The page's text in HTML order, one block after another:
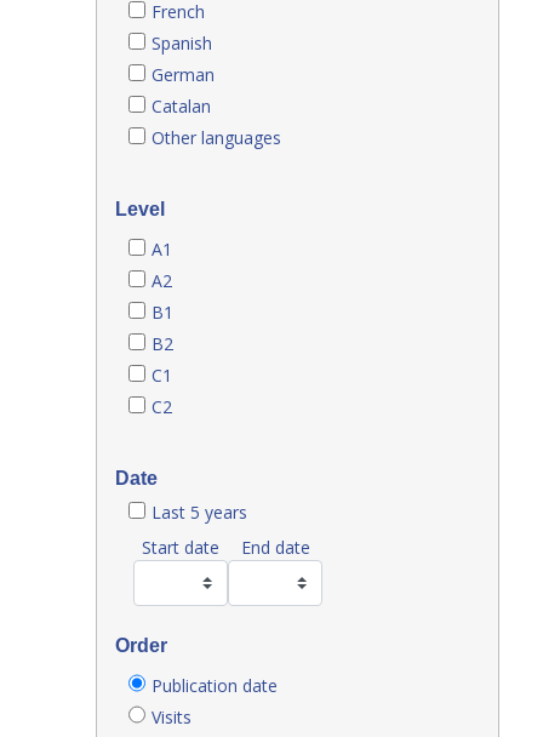
French
Spanish
German
Catalan
Other languages
Level
A1
A2
B1
B2
C1
C2
Date
Last 5 years
Start date
End date
Order
Publication date
Visits